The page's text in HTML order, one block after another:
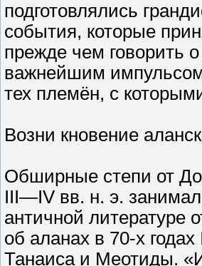
подготовлялись
события, которые
прежде чем говорить
важнейшим импульсом
тех племён, с
Возни кновение
Обширные степи от
III—IV вв. н. э.
античной литературе
об аланах в 70-х
Танаиса и Меотиды.